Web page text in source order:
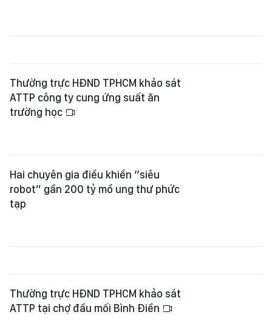
Thường trực HĐND TPHCM khảo sát
ATTP công ty cung ứng suất ăn
trường học
Hai chuyên gia điều khiển “siêu
robot” gần 200 tỷ mổ ung thư phức
tạp
Thường trực HĐND TPHCM khảo sát
ATTP tại chợ đầu mối Bình Điền